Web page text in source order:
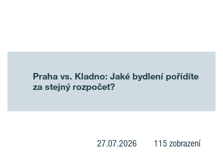
Praha vs. Kladno: Jaké bydlení pořídíte
za stejný rozpočet?
27.07.2026 115 zobrazení